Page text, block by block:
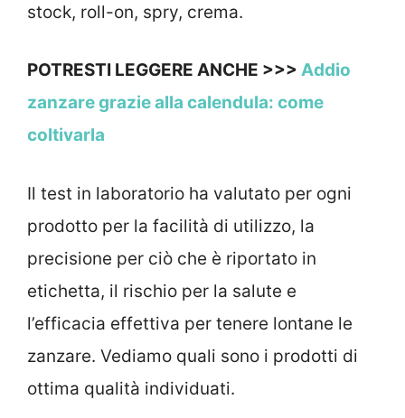
stock, roll-on, spry, crema.
POTRESTI LEGGERE ANCHE >>> Addio
zanzare grazie alla calendula: come
coltivarla
Il test in laboratorio ha valutato per ogni
prodotto per la facilità di utilizzo, la
precisione per ciò che è riportato in
etichetta, il rischio per la salute e
l’efficacia effettiva per tenere lontane le
zanzare. Vediamo quali sono i prodotti di
ottima qualità individuati.